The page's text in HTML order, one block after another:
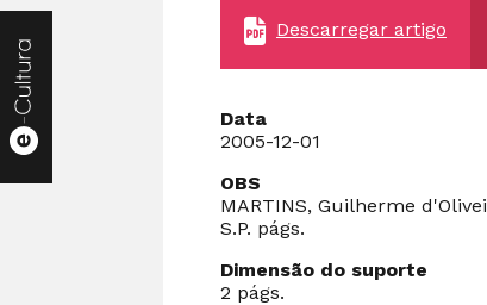
Descarregar artigo
Data
2005-12-01
OBS
MARTINS, Guilherme
S.P. págs.
Dimensão do suporte
2 págs.